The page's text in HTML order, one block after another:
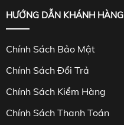
HƯỚNG DẪN KHÁNH HÀNG
Chính Sách Bảo Mật
Chính Sách Đổi Trả
Chính Sách Kiểm Hàng
Chính Sách Thanh Toán